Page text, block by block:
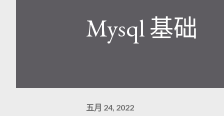
Mysql 基础
五月 24, 2022